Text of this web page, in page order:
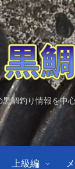
鯛釣り情報を中
上級編